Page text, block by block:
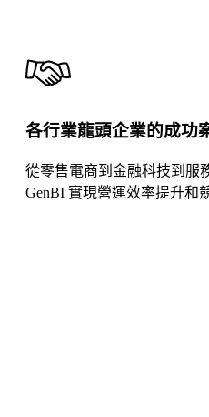
各行業龍頭企業的成功
從零售電商到金融科技到服
GenBI 實現營運效率提升和